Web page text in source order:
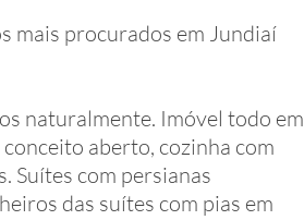
mais procurados em Jundiaí
naturalmente. Imóvel todo em
aberto, cozinha com
Suítes com persianas
das suítes com pias em